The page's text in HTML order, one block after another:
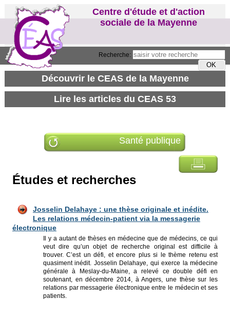
Recherche:
Centre d'étude et d'action
sociale de la Mayenne
Santé publique
Études et recherches
Josselin Delahaye : une thèse originale et inédite.
Les relations médecin-patient via la messagerie
électronique
Il y a autant de thèses en médecine que de médecins, ce qui
veut dire qu’un objet de recherche original est difficile à
trouver. C’est un défi, et encore plus si le thème retenu est
quasiment inédit. Josselin Delahaye, qui exerce la médecine
générale à Meslay-du-Maine, a relevé ce double défi en
soutenant, en décembre 2014, à Angers, une thèse sur les
relations par messagerie électronique entre le médecin et ses
patients.